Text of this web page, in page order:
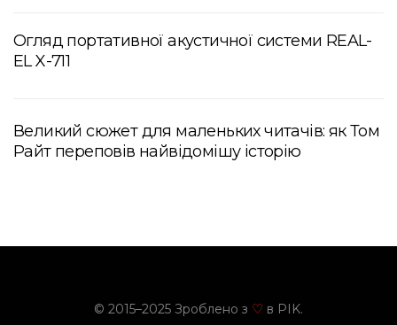
Огляд портативної акустичної системи REAL-
EL X-711
Великий сюжет для маленьких читачів: як Том
Райт переповів найвідомішу історію
© 2015–2025 Зроблено з ♡ в PIK.